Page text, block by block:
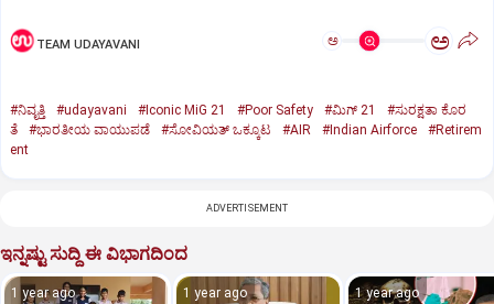
TEAM UDAYAVANI ಅ ಅ
#ನಿವೃತ್ತಿ #udayavani #Iconic MiG 21 #Poor Safety #ಮಿಗ್‌ 21
#ಸುರಕ್ಷತಾ ಕೊರ
ತೆ
#ಭಾರತೀಯ ವಾಯುಪಡೆ #ಸೋವಿಯತ್‌ ಒಕ್ಕೂಟ #AIR #Indian Airforce
#Retirem
ent
ADVERTISEMENT
ಇನ್ನಷ್ಟು ಸುದ್ದಿ ಈ ವಿಭಾಗದಿಂದ
1 year ago 1 year ago 1 year ago